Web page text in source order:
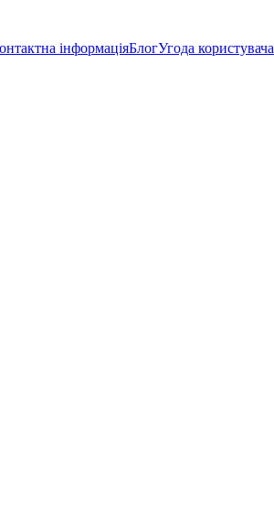
інформаціяБлогУгода користувача